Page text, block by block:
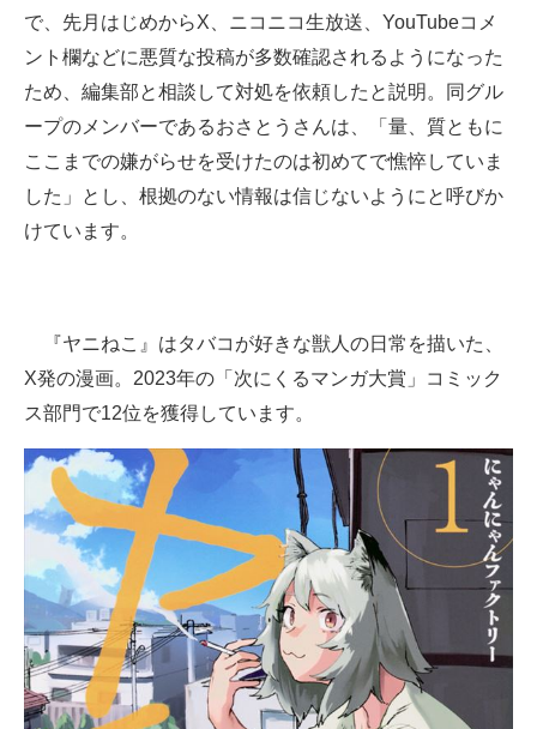
で、先月はじめからX、ニコニコ生放送、YouTubeコメ
ント欄などに悪質な投稿が多数確認されるようになった
ため、編集部と相談して対処を依頼したと説明。同グル
ープのメンバーであるおさとうさんは、「量、質ともに
ここまでの嫌がらせを受けたのは初めてで憔悴していま
した」とし、根拠のない情報は信じないようにと呼びか
けています。
『ヤニねこ』はタバコが好きな獣人の日常を描いた、
X発の漫画。2023年の「次にくるマンガ大賞」コミック
ス部門で12位を獲得しています。